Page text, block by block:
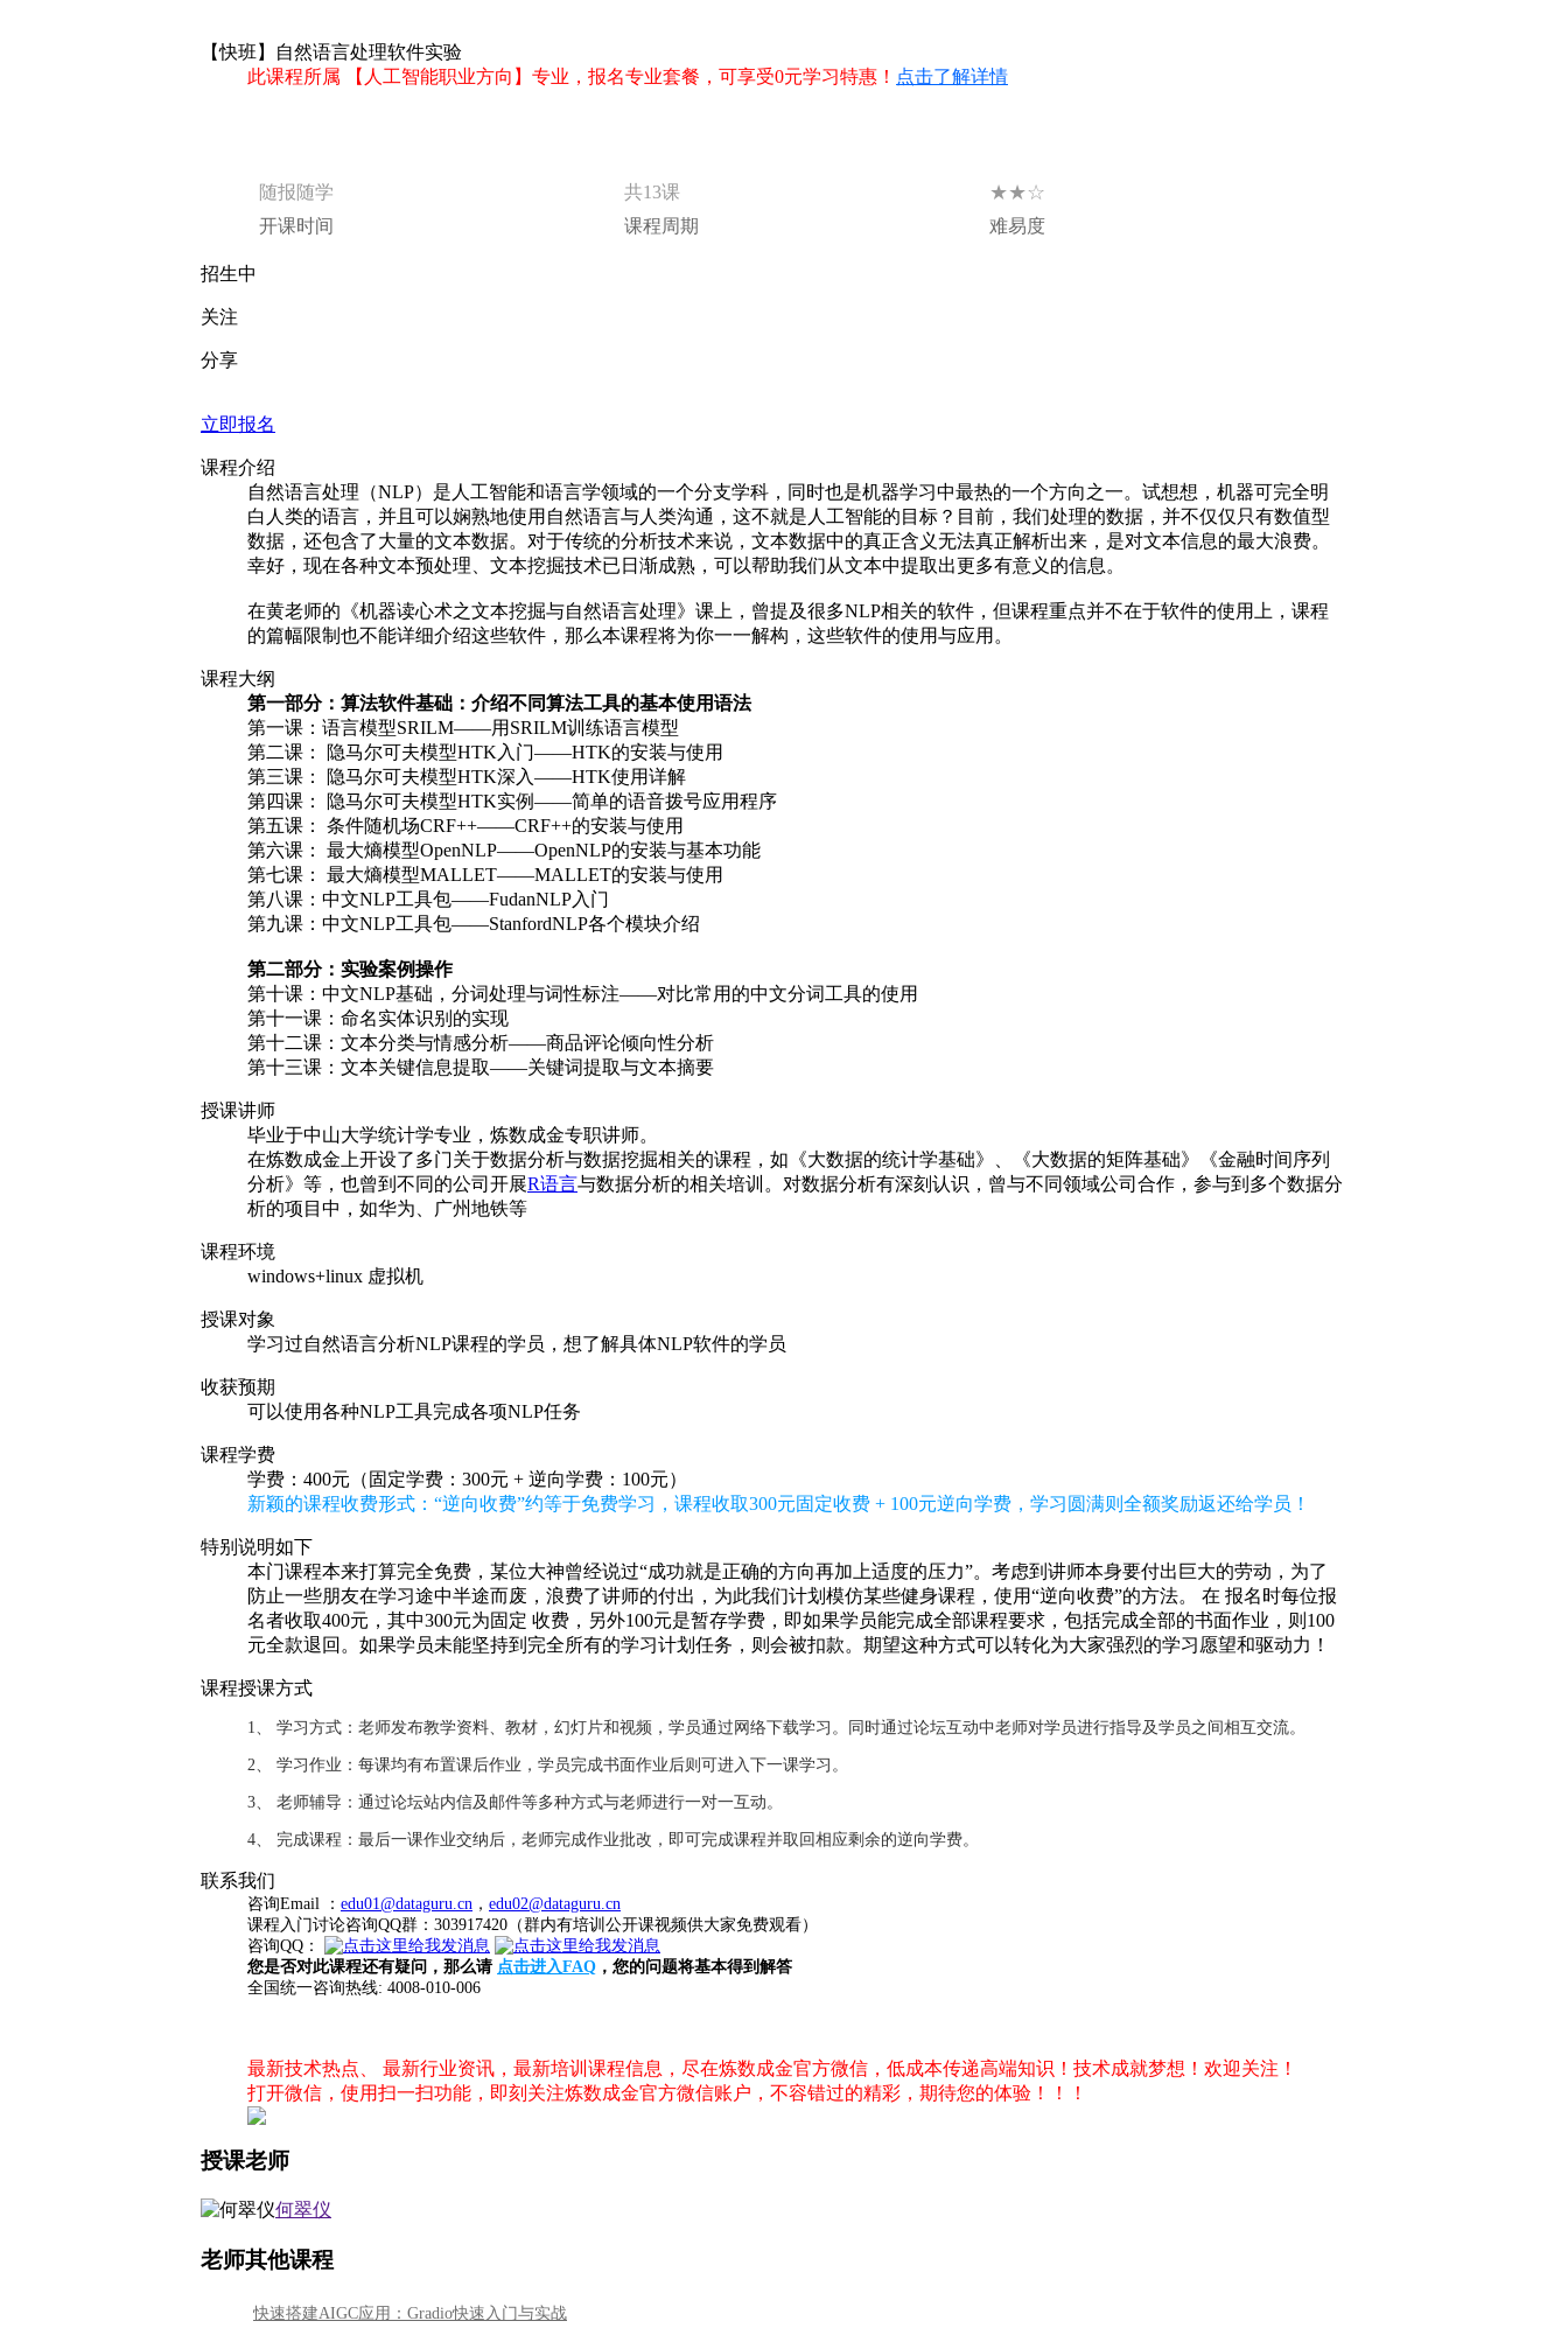
【快班】自然语言处理软件实验
此课程所属 【人工智能职业方向】专业，报名专业套餐，可享受0元学习特惠！ 点击了解详情
随报随学 共13课 ★★☆
开课时间 课程周期 难易度
招生中
关注
分享
立即报名
课程介绍
自然语言处理（NLP）是人工智能和语言学领域的一个分支学科，同时也是机器学习中最热的一个方向之一。试想想，机器可完全明
白人类的语言，并且可以娴熟地使用自然语言与人类沟通，这不就是人工智能的目标？目前，我们处理的数据，并不仅仅只有数值型
数据，还包含了大量的文本数据。对于传统的分析技术来说，文本数据中的真正含义无法真正解析出来，是对文本信息的最大浪费。
幸好，现在各种文本预处理、文本挖掘技术已日渐成熟，可以帮助我们从文本中提取出更多有意义的信息。
在黄老师的《机器读心术之文本挖掘与自然语言处理》课上，曾提及很多NLP相关的软件，但课程重点并不在于软件的使用上，课程
的篇幅限制也不能详细介绍这些软件，那么本课程将为你一一解构，这些软件的使用与应用。
课程大纲
第一部分：算法软件基础：介绍不同算法工具的基本使用语法
第一课：语言模型SRILM——用SRILM训练语言模型
第二课： 隐马尔可夫模型HTK入门——HTK的安装与使用
第三课： 隐马尔可夫模型HTK深入——HTK使用详解
第四课： 隐马尔可夫模型HTK实例——简单的语音拨号应用程序
第五课： 条件随机场CRF++——CRF++的安装与使用
第六课： 最大熵模型OpenNLP——OpenNLP的安装与基本功能
第七课： 最大熵模型MALLET——MALLET的安装与使用
第八课：中文NLP工具包——FudanNLP入门
第九课：中文NLP工具包——StanfordNLP各个模块介绍
第二部分：实验案例操作
第十课：中文NLP基础，分词处理与词性标注——对比常用的中文分词工具的使用
第十一课：命名实体识别的实现
第十二课：文本分类与情感分析——商品评论倾向性分析
第十三课：文本关键信息提取——关键词提取与文本摘要
授课讲师
毕业于中山大学统计学专业，炼数成金专职讲师。
在炼数成金上开设了多门关于数据分析与数据挖掘相关的课程，如《大数据的统计学基础》、《大数据的矩阵基础》《金融时间序列
分析》等，也曾到不同的公司开展R语言与数据分析的相关培训。对数据分析有深刻认识，曾与不同领域公司合作，参与到多个数据分
析的项目中，如华为、广州地铁等
课程环境
windows+linux 虚拟机
授课对象
学习过自然语言分析NLP课程的学员，想了解具体NLP软件的学员
收获预期
可以使用各种NLP工具完成各项NLP任务
课程学费
学费：400元（固定学费：300元 + 逆向学费：100元）
新颖的课程收费形式：“逆向收费”约等于免费学习，课程收取300元固定收费 + 100元逆向学费，学习圆满则全额奖励返还给学员！
特别说明如下
本门课程本来打算完全免费，某位大神曾经说过“成功就是正确的方向再加上适度的压力”。考虑到讲师本身要付出巨大的劳动，为了
防止一些朋友在学习途中半途而废，浪费了讲师的付出，为此我们计划模仿某些健身课程，使用“逆向收费”的方法。 在 报名时每位报
名者收取400元，其中300元为固定 收费，另外100元是暂存学费，即如果学员能完成全部课程要求，包括完成全部的书面作业，则100
元全款退回。如果学员未能坚持到完全所有的学习计划任务，则会被扣款。期望这种方式可以转化为大家强烈的学习愿望和驱动力！
课程授课方式
1、 学习方式：老师发布教学资料、教材，幻灯片和视频，学员通过网络下载学习。同时通过论坛互动中老师对学员进行指导及学员之间相互交流。
2、 学习作业：每课均有布置课后作业，学员完成书面作业后则可进入下一课学习。
3、 老师辅导：通过论坛站内信及邮件等多种方式与老师进行一对一互动。
4、 完成课程：最后一课作业交纳后，老师完成作业批改，即可完成课程并取回相应剩余的逆向学费。
联系我们
咨询Email ： edu01@dataguru.cn ， edu02@dataguru.cn
课程入门讨论咨询QQ群：303917420（群内有培训公开课视频供大家免费观看）
咨询QQ：
您是否对此课程还有疑问，那么请 点击进入FAQ ，您的问题将基本得到解答
全国统一咨询热线: 4008-010-006
最新技术热点、 最新行业资讯，最新培训课程信息，尽在炼数成金官方微信，低成本传递高端知识！技术成就梦想！欢迎关注！
打开微信，使用扫一扫功能，即刻关注炼数成金官方微信账户，不容错过的精彩，期待您的体验！！！
授课老师
何翠仪
老师其他课程
快速搭建AIGC应用：Gradio快速入门与实战